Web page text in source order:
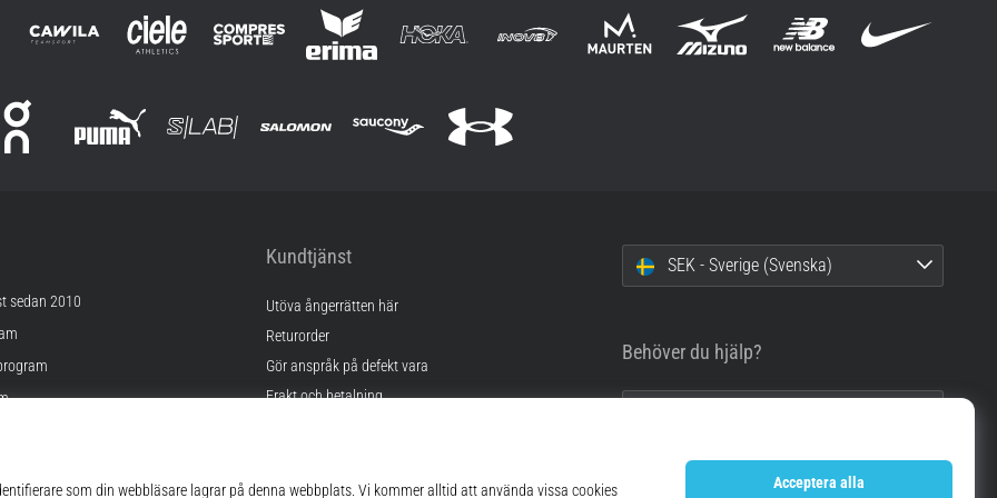
sedan 2010
Kundtjänst
Utöva ångerrätten här
Returorder
Gör anspråk på defekt vara
Frakt och betalning
FAQ
SEK - Sverige (Svenska)
Behöver du hjälp?